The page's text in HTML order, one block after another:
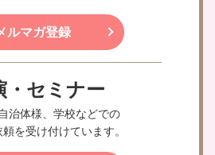
ルマガ登録
・セミナー
治体様、学校などでの
を受け付けています。